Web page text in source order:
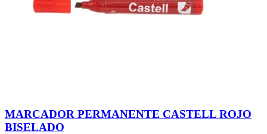
MARCADOR PERMANENTE CASTELL ROJO
BISELADO